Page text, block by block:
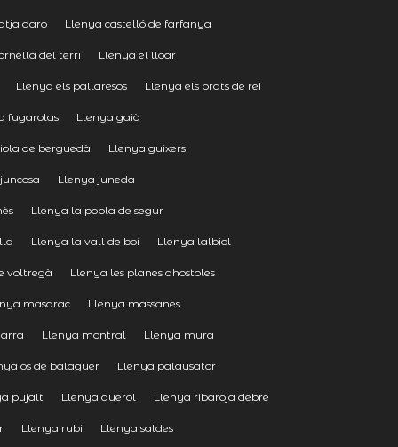
daro Llenya castelló de farfanya
del terri Llenya el lloar
Llenya els pallaresos Llenya els prats de rei
fugarolas Llenya gaià
de berguedà Llenya guixers
Llenya juneda
Llenya la pobla de segur
Llenya la vall de boí Llenya lalbiol
voltregà Llenya les planes dhostoles
masarac Llenya massanes
Llenya montral Llenya mura
os de balaguer Llenya palausator
pujalt Llenya querol Llenya ribaroja debre
Llenya rubi Llenya saldes